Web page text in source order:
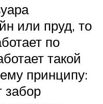
или пруд, то
по
такой
принципу:
забор